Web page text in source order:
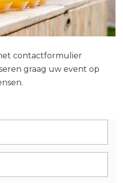
contactformulier
graag uw event op